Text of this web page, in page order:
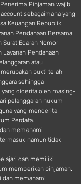
Pinjaman wajib
sebagaimana yang
Keuangan Republik
Pendanaan Bersama
Edaran Nomor
Pendanaan
atau
bukti telah
sehingga
diderita oleh masing-
pelanggaran hukum
yang menderita
Perdata.
memahami
namun tidak
dan memiliki
memberikan pinjaman.
dan memahami